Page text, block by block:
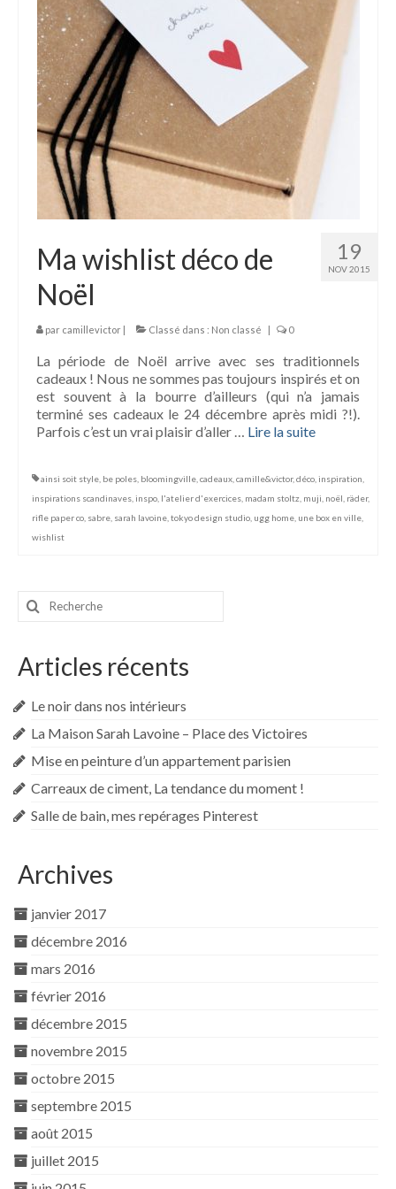
19
NOV 2015
Ma wishlist déco de
Noël
par camillevictor | Classé dans : Non classé | 0
La période de Noël arrive avec ses traditionnels
cadeaux ! Nous ne sommes pas toujours inspirés et on
est souvent à la bourre d’ailleurs (qui n’a jamais
terminé ses cadeaux le 24 décembre après midi ?!).
Parfois c’est un vrai plaisir d’aller … Lire la suite­­
ainsi soit style be poles bloomingville cadeaux camille&victor, déco inspiration
inspirations scandinaves inspo l'atelier d'exercices madam stoltz muji noël räder,
rifle paper co sabre sarah lavoine tokyo design studio ugg home une box en ville
wishlist
Rechercher
Articles récents
Le noir dans nos intérieurs
La Maison Sarah Lavoine – Place des Victoires
Mise en peinture d’un appartement parisien
Carreaux de ciment, La tendance du moment !
Salle de bain, mes repérages Pinterest
Archives
janvier 2017
décembre 2016
mars 2016
février 2016
décembre 2015
novembre 2015
octobre 2015
septembre 2015
août 2015
juillet 2015